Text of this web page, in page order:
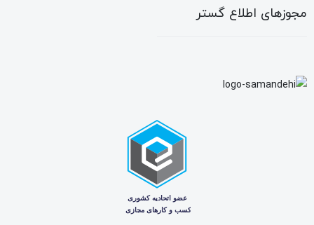
مجوزهای اطلاع گستر